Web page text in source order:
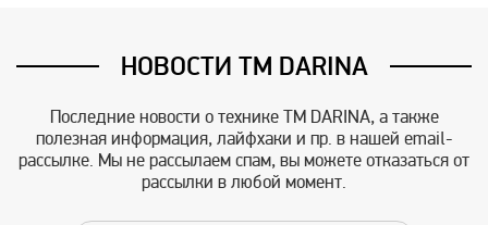
НОВОСТИ TM DARINA
Последние новости о технике TM DARINA, а также
полезная информация, лайфхаки и пр. в нашей email-
рассылке. Мы не рассылаем спам, вы можете отказаться от
рассылки в любой момент.